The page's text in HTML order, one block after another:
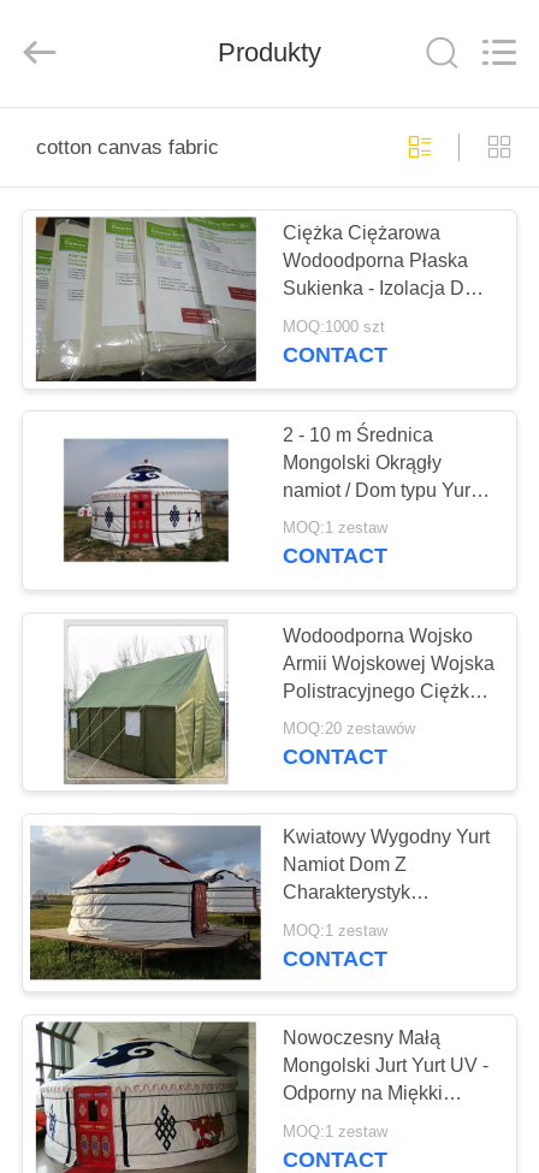
PRODUKTY
NAS
WYCIECZKA
FABRYCE
KONTROLA
JAKOŚCI
SKONTAKTUJ
NAMI
SITEMAP
PRIVACY
POLICY
Enterprise
Management
All
Reserved.
Produkty
cotton canvas fabric
Ciężka Ciężarowa
Wodoodporna Płaska
Sukienka - Izolacja Do
Garnitury / Tkaniny
Domowej
MOQ:1000 szt
CONTACT
2 - 10 m Średnica
Mongolski Okrągły
namiot / Dom typu Yurt z
konstrukcją stalową
MOQ:1 zestaw
CONTACT
Wodoodporna Wojsko
Armii Wojskowej Wojska
Polistracyjnego Ciężka
Ciężar 2 - 40 Osób Z
Ramą Stalową
MOQ:20 zestawów
CONTACT
Kwiatowy Wygodny Yurt
Namiot Dom Z
Charakterystyk
Narodowych
Zewnętrznych
MOQ:1 zestaw
CONTACT
Nowoczesny Małą
Mongolski Jurt Yurt UV -
Odporny na Miękki
Taffeta Wewnątrz
Warstwa
MOQ:1 zestaw
CONTACT